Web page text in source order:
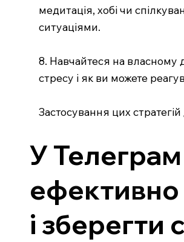
медитація, хобі чи
ситуаціями.
8. Навчайтеся на власному
стресу і як ви можете
Застосування цих
У
ефективно
і зберегти